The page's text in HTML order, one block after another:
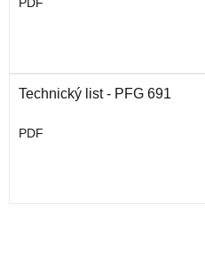
PDF
Technický list - PFG 691
PDF